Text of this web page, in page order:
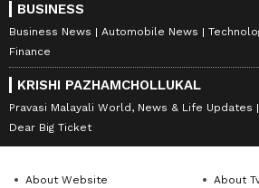
BUSINESS
Business News Automobile News
Finance
KRISHI PAZHAMCHOLLUKAL
Pravasi Malayali World, News & Life Updates
Dear Big Ticket
About Website
About